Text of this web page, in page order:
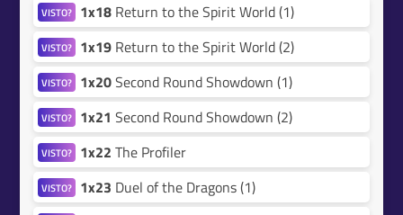
VISTO? 1x18 Return to the Spirit World (1)
VISTO? 1x19 Return to the Spirit World (2)
VISTO? 1x20Second Round Showdown (1)
VISTO? 1x21 Second Round Showdown (2)
VISTO? 1x22 The Profiler
VISTO? 1x23 Duel of the Dragons (1)